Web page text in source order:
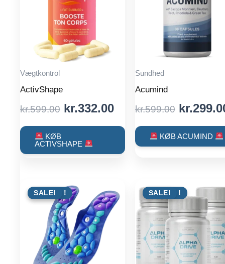
Vægtkontrol
ActivShape
kr.599.00 Original
price
was:
kr.599.00.
kr.332.00Current
price
kr.332.00.
KØB
ACTIVSHAPE
Sundhed
Acumind
kr.599.00 Original
price
was:
kr.
KØB ACUMIND
TILBUD !
SALE! TILBUD !
SALE!